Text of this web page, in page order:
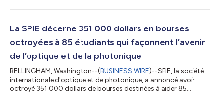
révolutionnent le marché. Les lauréats seront annoncés lors de
Photonics West à San Francisco, en Californie. Surnommés les «
La SPIE décerne 351 000 dollars en bourses
octroyées à 85 étudiants qui façonnent l’avenir
de l’optique et de la photonique
BELLINGHAM, Washington--(BUSINESS WIRE)--SPIE, la société
internationale d'optique et de photonique, a annoncé avoir
octroyé 351 000 dollars de bourses destinées à aider 85